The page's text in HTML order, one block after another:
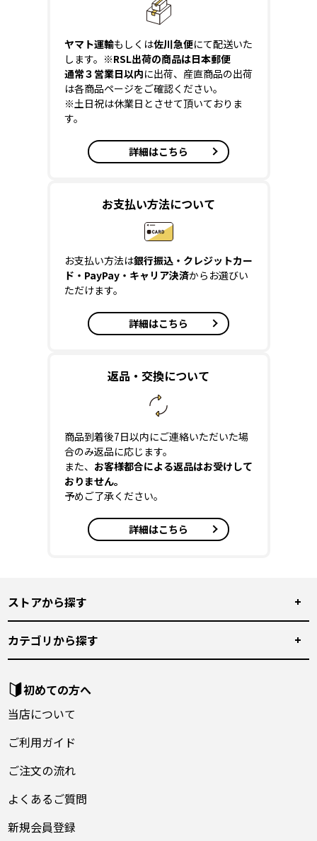
ヤマト運輸もしくは佐川急便にて配送いた
します。 ※RSL出荷の商品は日本郵便
通常３営業日以内に出荷、産直商品の出荷
は各商品ページをご確認ください。
※土日祝は休業日とさせて頂いておりま
す。
詳細はこちら
お支払い方法について
お支払い方法は銀行振込・クレジットカー
ド・PayPay・キャリア決済からお選びい
ただけます。
詳細はこちら
返品・交換について
商品到着後7日以内にご連絡いただいた場
合のみ返品に応じます。
また、 お客様都合による返品はお受けして
おりません。
予めご了承ください。
詳細はこちら
ストアから探す
カテゴリから探す
初めての方へ
当店について
ご利用ガイド
ご注文の流れ
よくあるご質問
新規会員登録